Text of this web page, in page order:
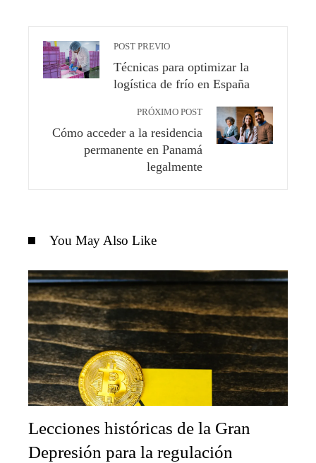
POST PREVIO
Técnicas para optimizar la
logística de frío en España
PRÓXIMO POST
Cómo acceder a la residencia
permanente en Panamá
legalmente
You May Also Like
Lecciones históricas de la Gran
Depresión para la regulación